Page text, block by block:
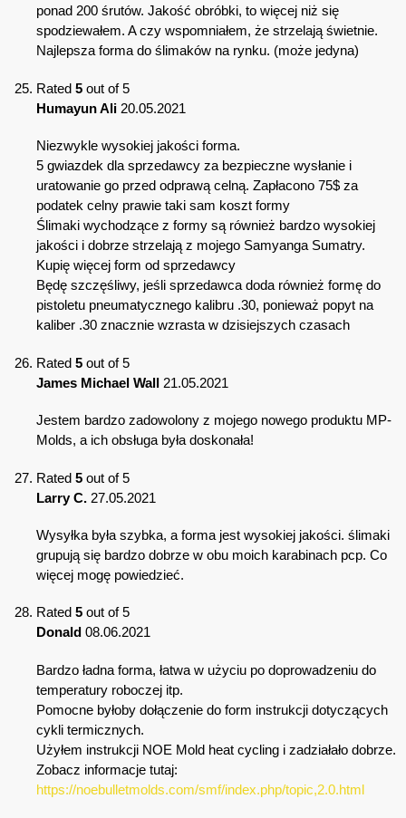
ponad 200 śrutów. Jakość obróbki, to więcej niż się
spodziewałem. A czy wspomniałem, że strzelają świetnie.
Najlepsza forma do ślimaków na rynku. (może jedyna)
Rated 5 out of 5
Humayun Ali 20.05.2021
Niezwykle wysokiej jakości forma.
5 gwiazdek dla sprzedawcy za bezpieczne wysłanie i
uratowanie go przed odprawą celną. Zapłacono 75$ za
podatek celny prawie taki sam koszt formy
Ślimaki wychodzące z formy są również bardzo wysokiej
jakości i dobrze strzelają z mojego Samyanga Sumatry.
Kupię więcej form od sprzedawcy
Będę szczęśliwy, jeśli sprzedawca doda również formę do
pistoletu pneumatycznego kalibru .30, ponieważ popyt na
kaliber .30 znacznie wzrasta w dzisiejszych czasach
Rated 5 out of 5
James Michael Wall 21.05.2021
Jestem bardzo zadowolony z mojego nowego produktu MP-
Molds, a ich obsługa była doskonała!
Rated 5 out of 5
Larry C. 27.05.2021
Wysyłka była szybka, a forma jest wysokiej jakości. ślimaki
grupują się bardzo dobrze w obu moich karabinach pcp. Co
więcej mogę powiedzieć.
Rated 5 out of 5
Donald 08.06.2021
Bardzo ładna forma, łatwa w użyciu po doprowadzeniu do
temperatury roboczej itp.
Pomocne byłoby dołączenie do form instrukcji dotyczących
cykli termicznych.
Użyłem instrukcji NOE Mold heat cycling i zadziałało dobrze.
Zobacz informacje tutaj:
https://noebulletmolds.com/smf/index.php/topic,2.0.html